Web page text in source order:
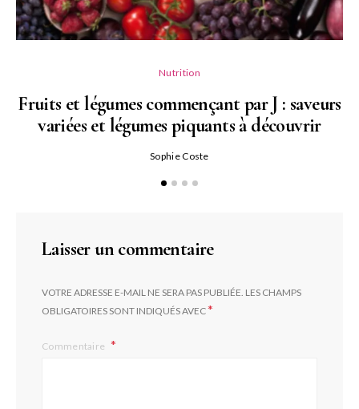
Nutrition
Fruits et légumes commençant par J : saveurs
variées et légumes piquants à découvrir
Sophie Coste
Laisser un commentaire
VOTRE ADRESSE E-MAIL NE SERA PAS PUBLIÉE. LES CHAMPS
OBLIGATOIRES SONT INDIQUÉS AVEC*
Commentaire